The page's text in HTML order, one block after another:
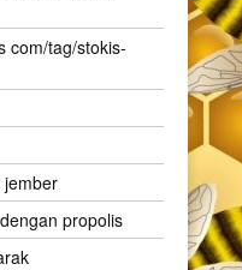
com/tag/stokis-
jember
propolis